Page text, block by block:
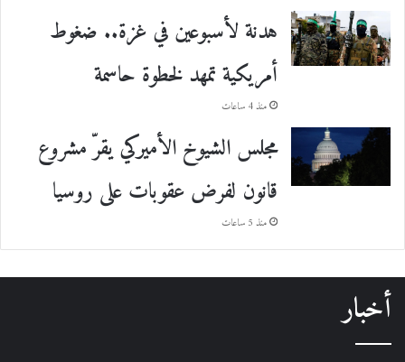
هدنة لأسبوعين في غزة.. ضغوط
أمريكية تمهد لخطوة حاسمة
منذ 4 ساعات
مجلس الشيوخ الأميركي يقرّ مشروع
قانون لفرض عقوبات على روسيا
منذ 5 ساعات
أخبار